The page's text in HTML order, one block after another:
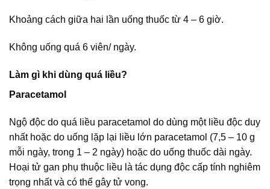
Khoảng cách giữa hai lần uống thuốc từ 4 – 6 giờ.
Không uống quá 6 viên/ ngày.
Làm gì khi dùng quá liều?
Paracetamol
Ngộ độc do quá liều paracetamol do dùng một liều độc duy
nhất hoặc do uống lặp lại liều lớn paracetamol (7,5 – 10 g
mỗi ngày, trong 1 – 2 ngày) hoặc do uống thuốc dài ngày.
Hoại tử gan phụ thuộc liều là tác dụng độc cấp tính nghiêm
trọng nhất và có thể gây tử vong.